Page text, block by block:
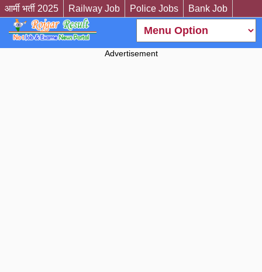
आर्मी भर्ती 2025 Railway Job Police Jobs Bank Job
Advertisement